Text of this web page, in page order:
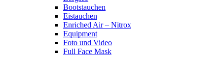
Bootstauchen
Eistauchen
Enriched Air – Nitrox
Equipment
Foto und Video
Full Face Mask